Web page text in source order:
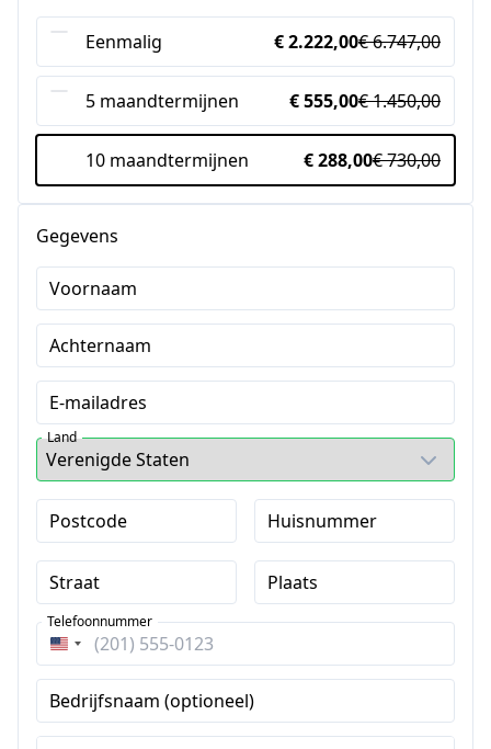
en boodschap
Mijn 3 beste sales e-mails zonder
te verkopen
t.w.v.€ 499,00
Klantbelofte & Heldere
positionering met slogankoning
Eddy Boom
t.w.v.€ 249,00
Eenmalig € 2.222,00€ 6.747,00
5 maandtermijnen € 555,00€ 1.450,00
10 maandtermijnen € 288,00€ 730,00
Gegevens
Voornaam
Achternaam
E-mailadres
Land
Postcode Huisnummer
Straat Plaats
Verenigde
Staten
+1
Telefoonnummer
Bedrijfsnaam (optioneel)